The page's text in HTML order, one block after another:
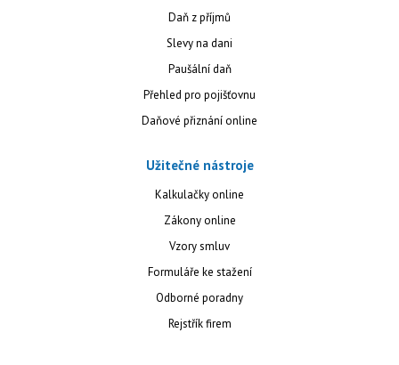
Daň z příjmů
Slevy na dani
Paušální daň
Přehled pro pojišťovnu
Daňové přiznání online
Užitečné nástroje
Kalkulačky online
Zákony online
Vzory smluv
Formuláře ke stažení
Odborné poradny
Rejstřík firem